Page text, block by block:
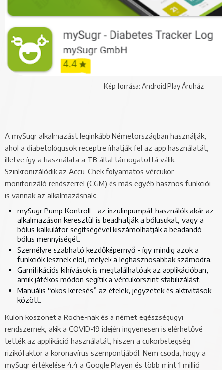
Kép forrása: Android Play Áruház
A mySugr alkalmazást leginkább Németországban használják,
ahol a diabetológusok receptre írhatják fel az app használatát,
illetve így a használata a TB által támogatottá válik.
Szinkronizálódik az Accu-Chek folyamatos vércukor
monitorizáló rendszerrel (CGM) és más egyéb hasznos funkciói
is vannak az alkalmazásnak:
mySugr Pump Kontroll - az inzulinpumpát használók akár az
alkalmazáson keresztül is beadhatják a bólusukat, vagy a
bólus kalkulátor segítségével kiszámolhatják a beadandó
bólus mennyiségét.
Személyre szabható kezdőképernyő - így mindig azok a
funkciók lesznek elöl, melyek a leghasznosabbak számodra.
Gamifikációs kihívások is megtalálhatóak az applikációban,
amik játékos módon segítik a vércukorszint stabilizálást.
Manuális “okos keresés” az ételek, jegyzetek és aktivitások
között.
Külön köszönet a Roche-nak és a német egészségügyi
rendszernek, akik a COVID-19 idején ingyenesen is elérhetővé
tették az applikáció használatát, hiszen a cukorbetegség
rizikófaktor a koronavírus szempontjából. Nem csoda, hogy a
mySugr értékelése 4.4 a Google Playen és több mint 1 millió